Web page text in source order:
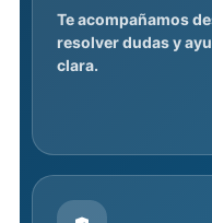
Te acompañamos
resolver dudas y
clara.